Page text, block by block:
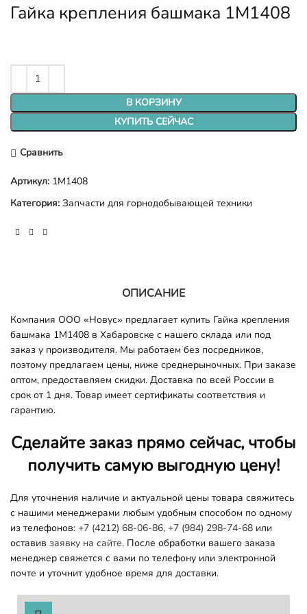
Гайка крепления башмака 1M1408
В КОРЗИНУ
КУПИТЬ СЕЙЧАС
Сравнить
Артикул: 1M1408
Категория: Запчасти для горнодобывающей техники
ОПИСАНИЕ
Компания ООО «Новус» предлагает купить Гайка крепления
башмака 1M1408 в Хабаровске с нашего склада или под
заказ у производителя. Мы работаем без посредников,
поэтому предлагаем цены, ниже среднерыночных. При заказе
оптом, предоставляем скидки. Доставка по всей России в
срок от 1 дня. Товар имеет сертификаты соответствия и
гарантию.
Сделайте заказ прямо сейчас, чтобы
получить самую выгодную цену!
Для уточнения наличие и актуальной цены товара свяжитесь
с нашими менеджерами любым удобным способом по одному
из телефонов: +7 (4212) 68-06-86, +7 (984) 298-74-68 или
оставив заявку на сайте. После обработки вашего заказа
менеджер свяжется с вами по телефону или электронной
почте и уточнит удобное время для доставки.